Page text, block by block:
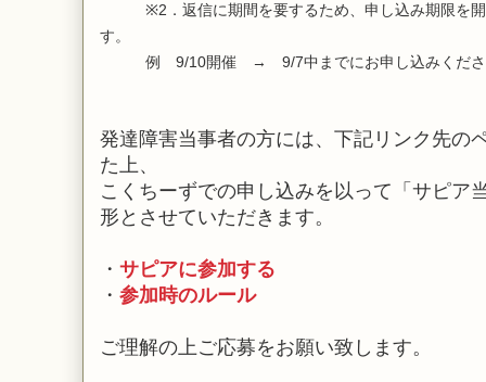
※2．返信に期間を要するため、申し込み期限を開
す。
例 9/10開催 → 9/7中までにお申し込みくださ
発達障害当事者の方には、下記リンク先の
た上、
こくちーずでの申し込みを以って「サピア
形とさせていただきます。
・ サピアに参加する
・ 参加時のルール
ご理解の上ご応募をお願い致します。